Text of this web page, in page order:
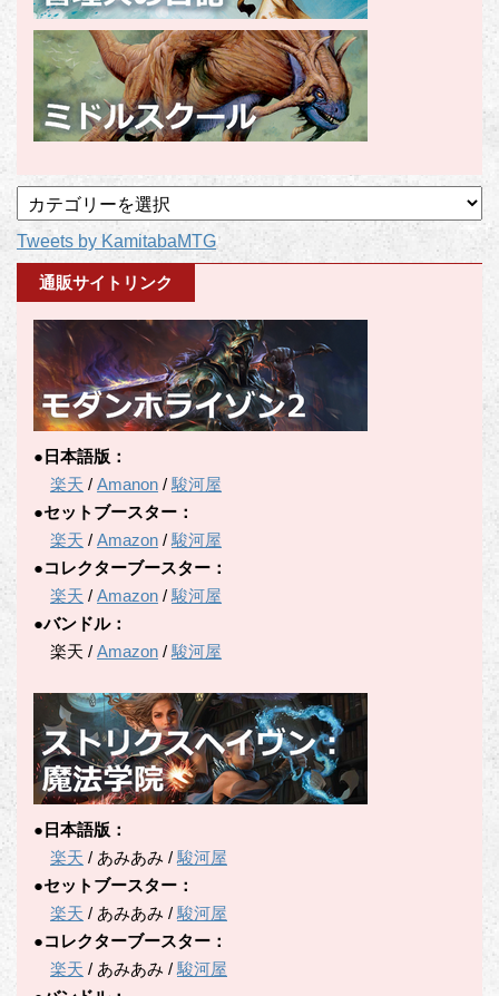
事
カ
テ
Tweets by KamitabaMTG
通販サイトリンク
●日本語版：
楽天 / Amanon /駿河屋
●セットブースター：
楽天 / Amazon /駿河屋
●コレクターブースター：
楽天 / Amazon /駿河屋
●バンドル：
楽天 / Amazon /駿河屋
●日本語版：
楽天 / あみあみ /駿河屋
●セットブースター：
楽天 / あみあみ /駿河屋
●コレクターブースター：
楽天 / あみあみ /駿河屋